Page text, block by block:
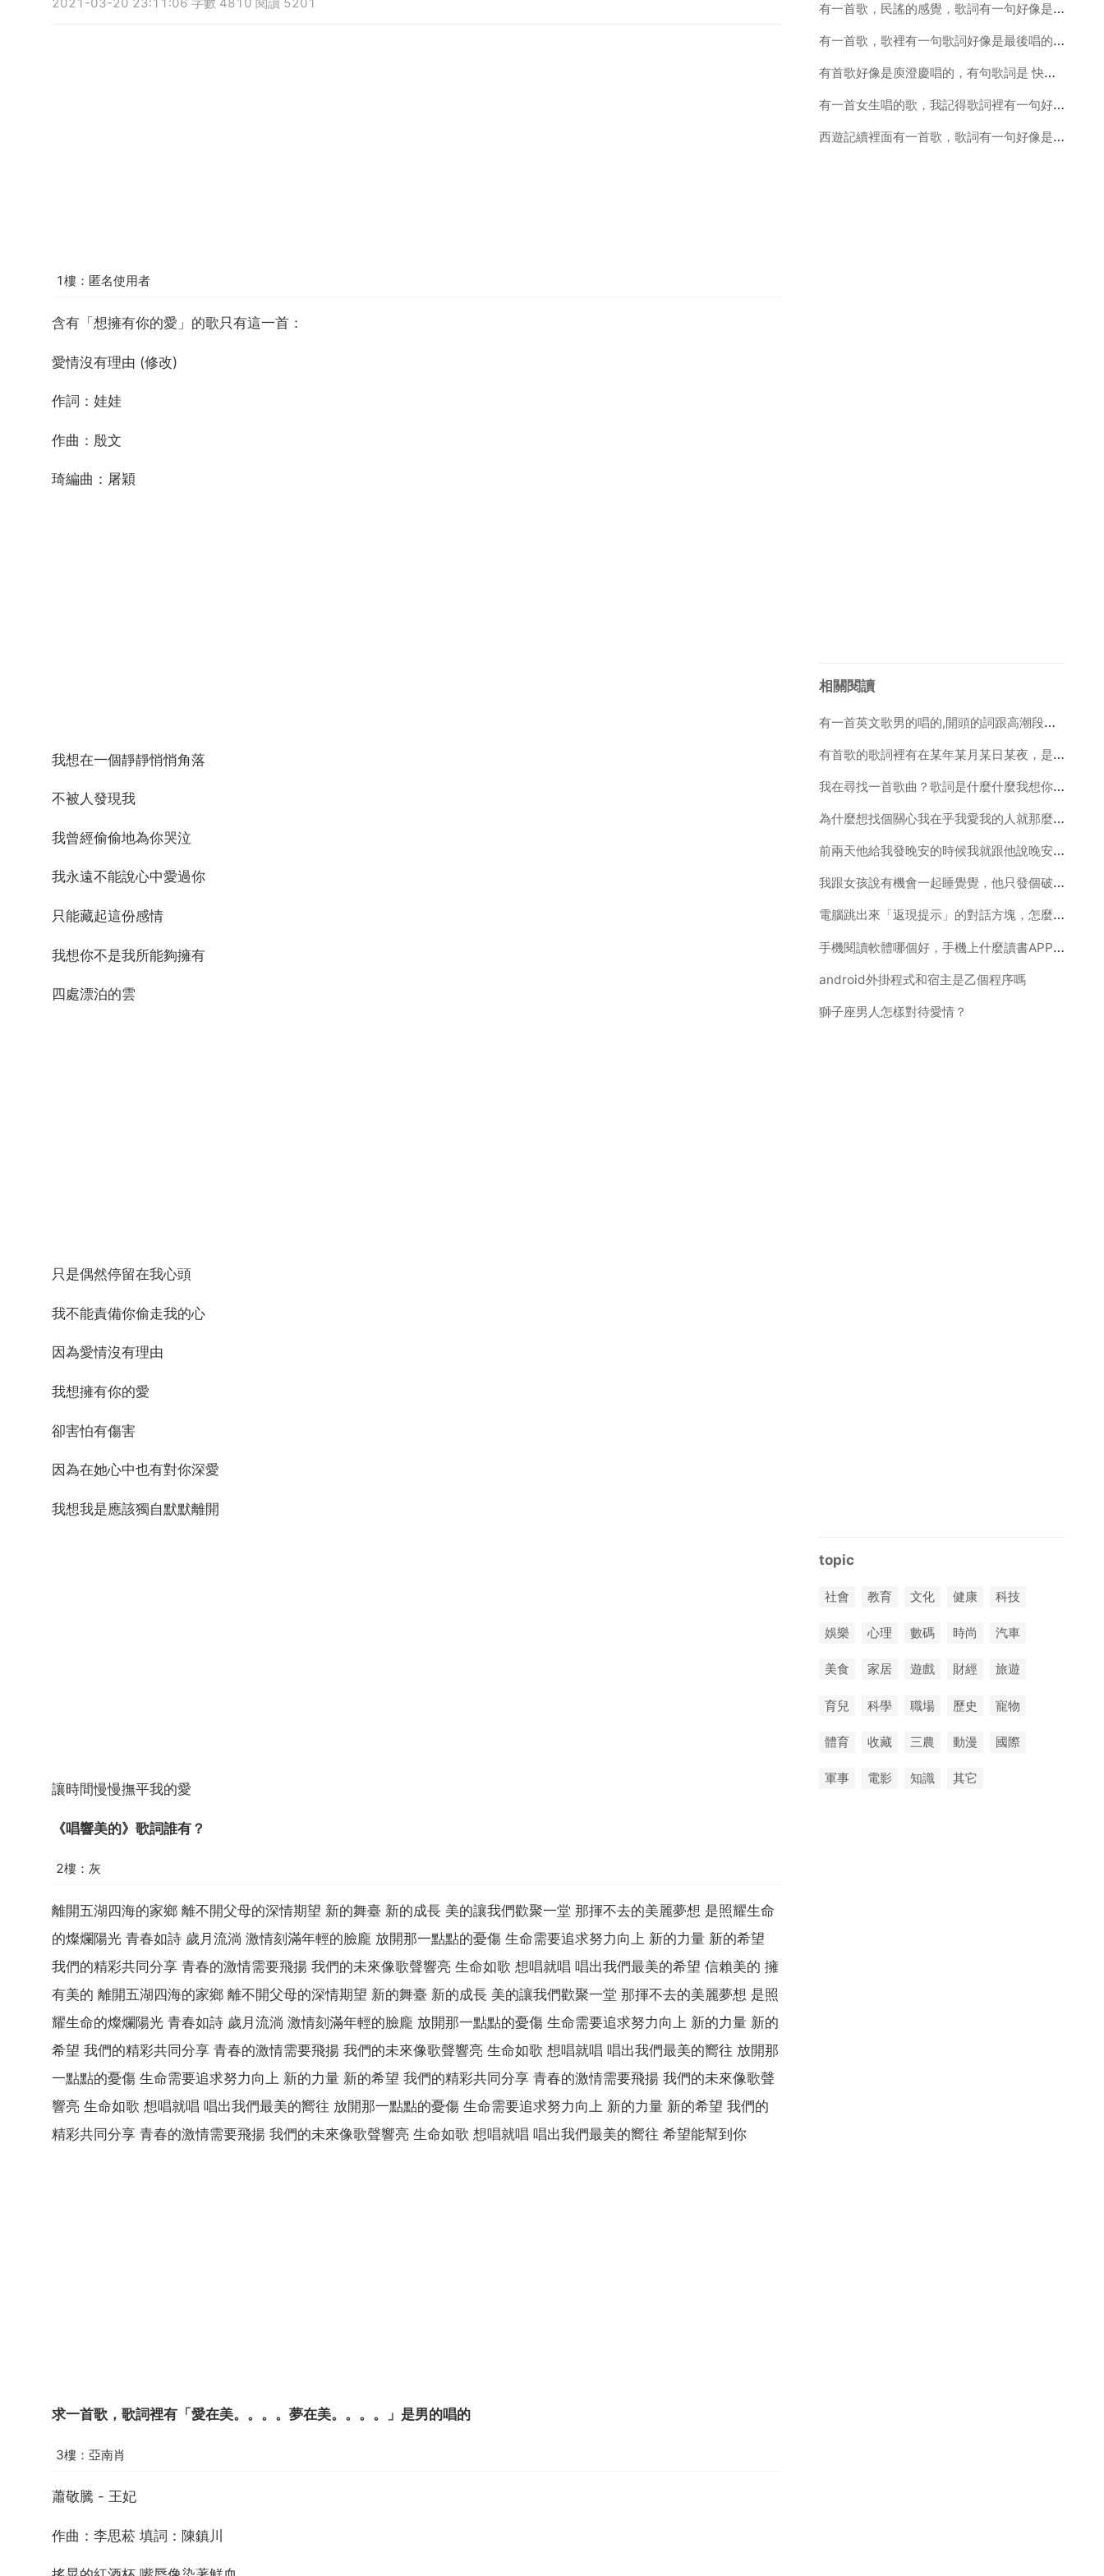
2021-03-20 23:11:06 字數 4810 閱讀 5201
1樓：匿名使用者
含有「想擁有你的愛」的歌只有這一首：
愛情沒有理由 (修改)
作詞：娃娃
作曲：殷文
琦編曲：屠穎
我想在一個靜靜悄悄角落
不被人發現我
我曾經偷偷地為你哭泣
我永遠不能說心中愛過你
只能藏起這份感情
我想你不是我所能夠擁有
四處漂泊的雲
只是偶然停留在我心頭
我不能責備你偷走我的心
因為愛情沒有理由
我想擁有你的愛
卻害怕有傷害
因為在她心中也有對你深愛
我想我是應該獨自默默離開
讓時間慢慢撫平我的愛
《唱響美的》歌詞誰有？
2樓：灰
離開五湖四海的家鄉 離不開父母的深情期望 新的舞臺 新的成長 美的讓我們歡聚一堂 那揮不去的美麗夢想 是照耀生命
的燦爛陽光 青春如詩 歲月流淌 激情刻滿年輕的臉龐 放開那一點點的憂傷 生命需要追求努力向上 新的力量 新的希望
我們的精彩共同分享 青春的激情需要飛揚 我們的未來像歌聲響亮 生命如歌 想唱就唱 唱出我們最美的希望 信賴美的 擁
有美的 離開五湖四海的家鄉 離不開父母的深情期望 新的舞臺 新的成長 美的讓我們歡聚一堂 那揮不去的美麗夢想 是照
耀生命的燦爛陽光 青春如詩 歲月流淌 激情刻滿年輕的臉龐 放開那一點點的憂傷 生命需要追求努力向上 新的力量 新的
希望 我們的精彩共同分享 青春的激情需要飛揚 我們的未來像歌聲響亮 生命如歌 想唱就唱 唱出我們最美的嚮往 放開那
一點點的憂傷 生命需要追求努力向上 新的力量 新的希望 我們的精彩共同分享 青春的激情需要飛揚 我們的未來像歌聲
響亮 生命如歌 想唱就唱 唱出我們最美的嚮往 放開那一點點的憂傷 生命需要追求努力向上 新的力量 新的希望 我們的
精彩共同分享 青春的激情需要飛揚 我們的未來像歌聲響亮 生命如歌 想唱就唱 唱出我們最美的嚮往 希望能幫到你
求一首歌，歌詞裡有「愛在美。。。。夢在美。。。。」是男的唱的
3樓：亞南肖
蕭敬騰 - 王妃
作曲：李思菘 填詞：陳鎮川
有一首歌，民謠的感覺，歌詞有一句好像是 你是追風的少年啊，在深航坐飛機的時候聽到的，各位有知道的嗎
有一首歌，歌裡有一句歌詞好像是最後唱的這首歌，一男一女唱的，感覺有點粵語普通話的味道，挺熟悉的一首
有首歌好像是庾澄慶唱的，有句歌詞是 快叫媽媽跳一下爸爸一起扭扭，什麼名字
有一首女生唱的歌，我記得歌詞裡有一句好像是，我們的感情就像斷了線的紙嫣。求歌名
西遊記續裡面有一首歌，歌詞有一句好像是「終於經歷了九九八十一
相關閱讀
有一首英文歌男的唱的,開頭的詞跟高潮段的詞是一樣的,歌手好
有首歌的歌詞裡有在某年某月某日某夜，是男的唱的，粵語，聲音挺低沉的。。求歌名
我在尋找一首歌曲？歌詞是什麼什麼我想你！你的什麼！具體歌詞記
為什麼想找個關心我在乎我愛我的人就那麼難呢，我不要別的，只要
前兩天他給我發晚安的時候我就跟他說晚安的晚字是代表著我愛
我跟女孩說有機會一起睡覺覺，他只發個破涕為笑的符號表情什麼意思
電腦跳出來「返現提示」的對話方塊，怎麼去掉啊？
手機閱讀軟體哪個好，手機上什麼讀書APP最好啊
android外掛程式和宿主是乙個程序嗎
獅子座男人怎樣對待愛情？
topic
社會 教育 文化 健康 科技
娛樂 心理 數碼 時尚 汽車
美食 家居 遊戲 財經 旅遊
育兒 科學 職場 歷史 寵物
體育 收藏 三農 動漫 國際
軍事 電影 知識 其它